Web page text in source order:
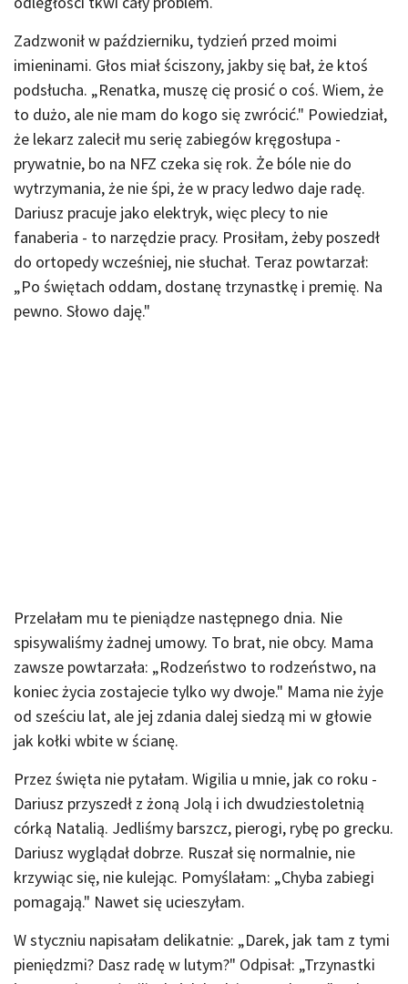
Zadzwonił w październiku, tydzień przed moimi
imieninami. Głos miał ściszony, jakby się bał, że ktoś
podsłucha. „Renatka, muszę cię prosić o coś. Wiem, że
to dużo, ale nie mam do kogo się zwrócić." Powiedział,
że lekarz zalecił mu serię zabiegów kręgosłupa -
prywatnie, bo na NFZ czeka się rok. Że bóle nie do
wytrzymania, że nie śpi, że w pracy ledwo daje radę.
Dariusz pracuje jako elektryk, więc plecy to nie
fanaberia - to narzędzie pracy. Prosiłam, żeby poszedł
do ortopedy wcześniej, nie słuchał. Teraz powtarzał:
„Po świętach oddam, dostanę trzynastkę i premię. Na
pewno. Słowo daję."
Przelałam mu te pieniądze następnego dnia. Nie
spisywaliśmy żadnej umowy. To brat, nie obcy. Mama
zawsze powtarzała: „Rodzeństwo to rodzeństwo, na
koniec życia zostajecie tylko wy dwoje." Mama nie żyje
od sześciu lat, ale jej zdania dalej siedzą mi w głowie
jak kołki wbite w ścianę.
Przez święta nie pytałam. Wigilia u mnie, jak co roku -
Dariusz przyszedł z żoną Jolą i ich dwudziestoletnią
córką Natalią. Jedliśmy barszcz, pierogi, rybę po grecku.
Dariusz wyglądał dobrze. Ruszał się normalnie, nie
krzywiąc się, nie kulejąc. Pomyślałam: „Chyba zabiegi
pomagają." Nawet się ucieszyłam.
W styczniu napisałam delikatnie: „Darek, jak tam z tymi
pieniędzmi? Dasz radę w lutym?" Odpisał: „Trzynastki